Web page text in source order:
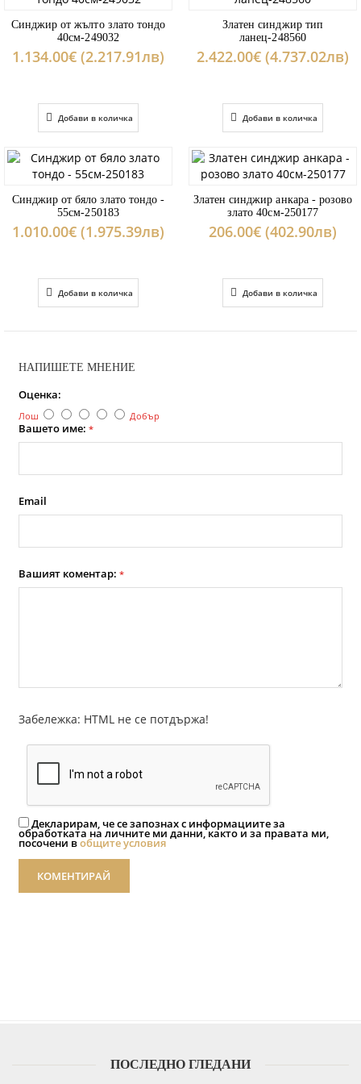
Синджир от жълто злато тондо
40см-249032
1.134.00€ (2.217.91лв)
Добави в количка
Златен синджир тип
ланец-248560
2.422.00€ (4.737.02лв)
Добави в количка
Синджир от бяло злато тондо -
55см-250183
1.010.00€ (1.975.39лв)
Добави в количка
Златен синджир анкара - розово
злато 40см-250177
206.00€ (402.90лв)
Добави в количка
НАПИШЕТЕ МНЕНИЕ
Оценка:
Лош Добър
Вашето име: *
Email
Вашият коментар: *
Забележка: HTML не се потдържа!
Декларирам, че се запознах с информациите за
обработката на личните ми данни, както и за правата ми,
посочени вобщите условия
КОМЕНТИРАЙ
ПОСЛЕДНО ГЛЕДАНИ